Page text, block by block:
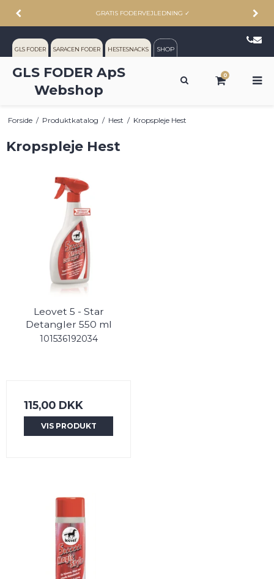
ALTID RIMELIGE PRISER✓
GLS FODER SARACEN FODER HESTESNACKS SHOP
GLS FODER ApS
Webshop
0
Forside / Produktkatalog / Hest / Kropspleje Hest
Kropspleje Hest
Leovet 5 - Star
Detangler 550 ml
101536192034
115,00 DKK
VIS PRODUKT